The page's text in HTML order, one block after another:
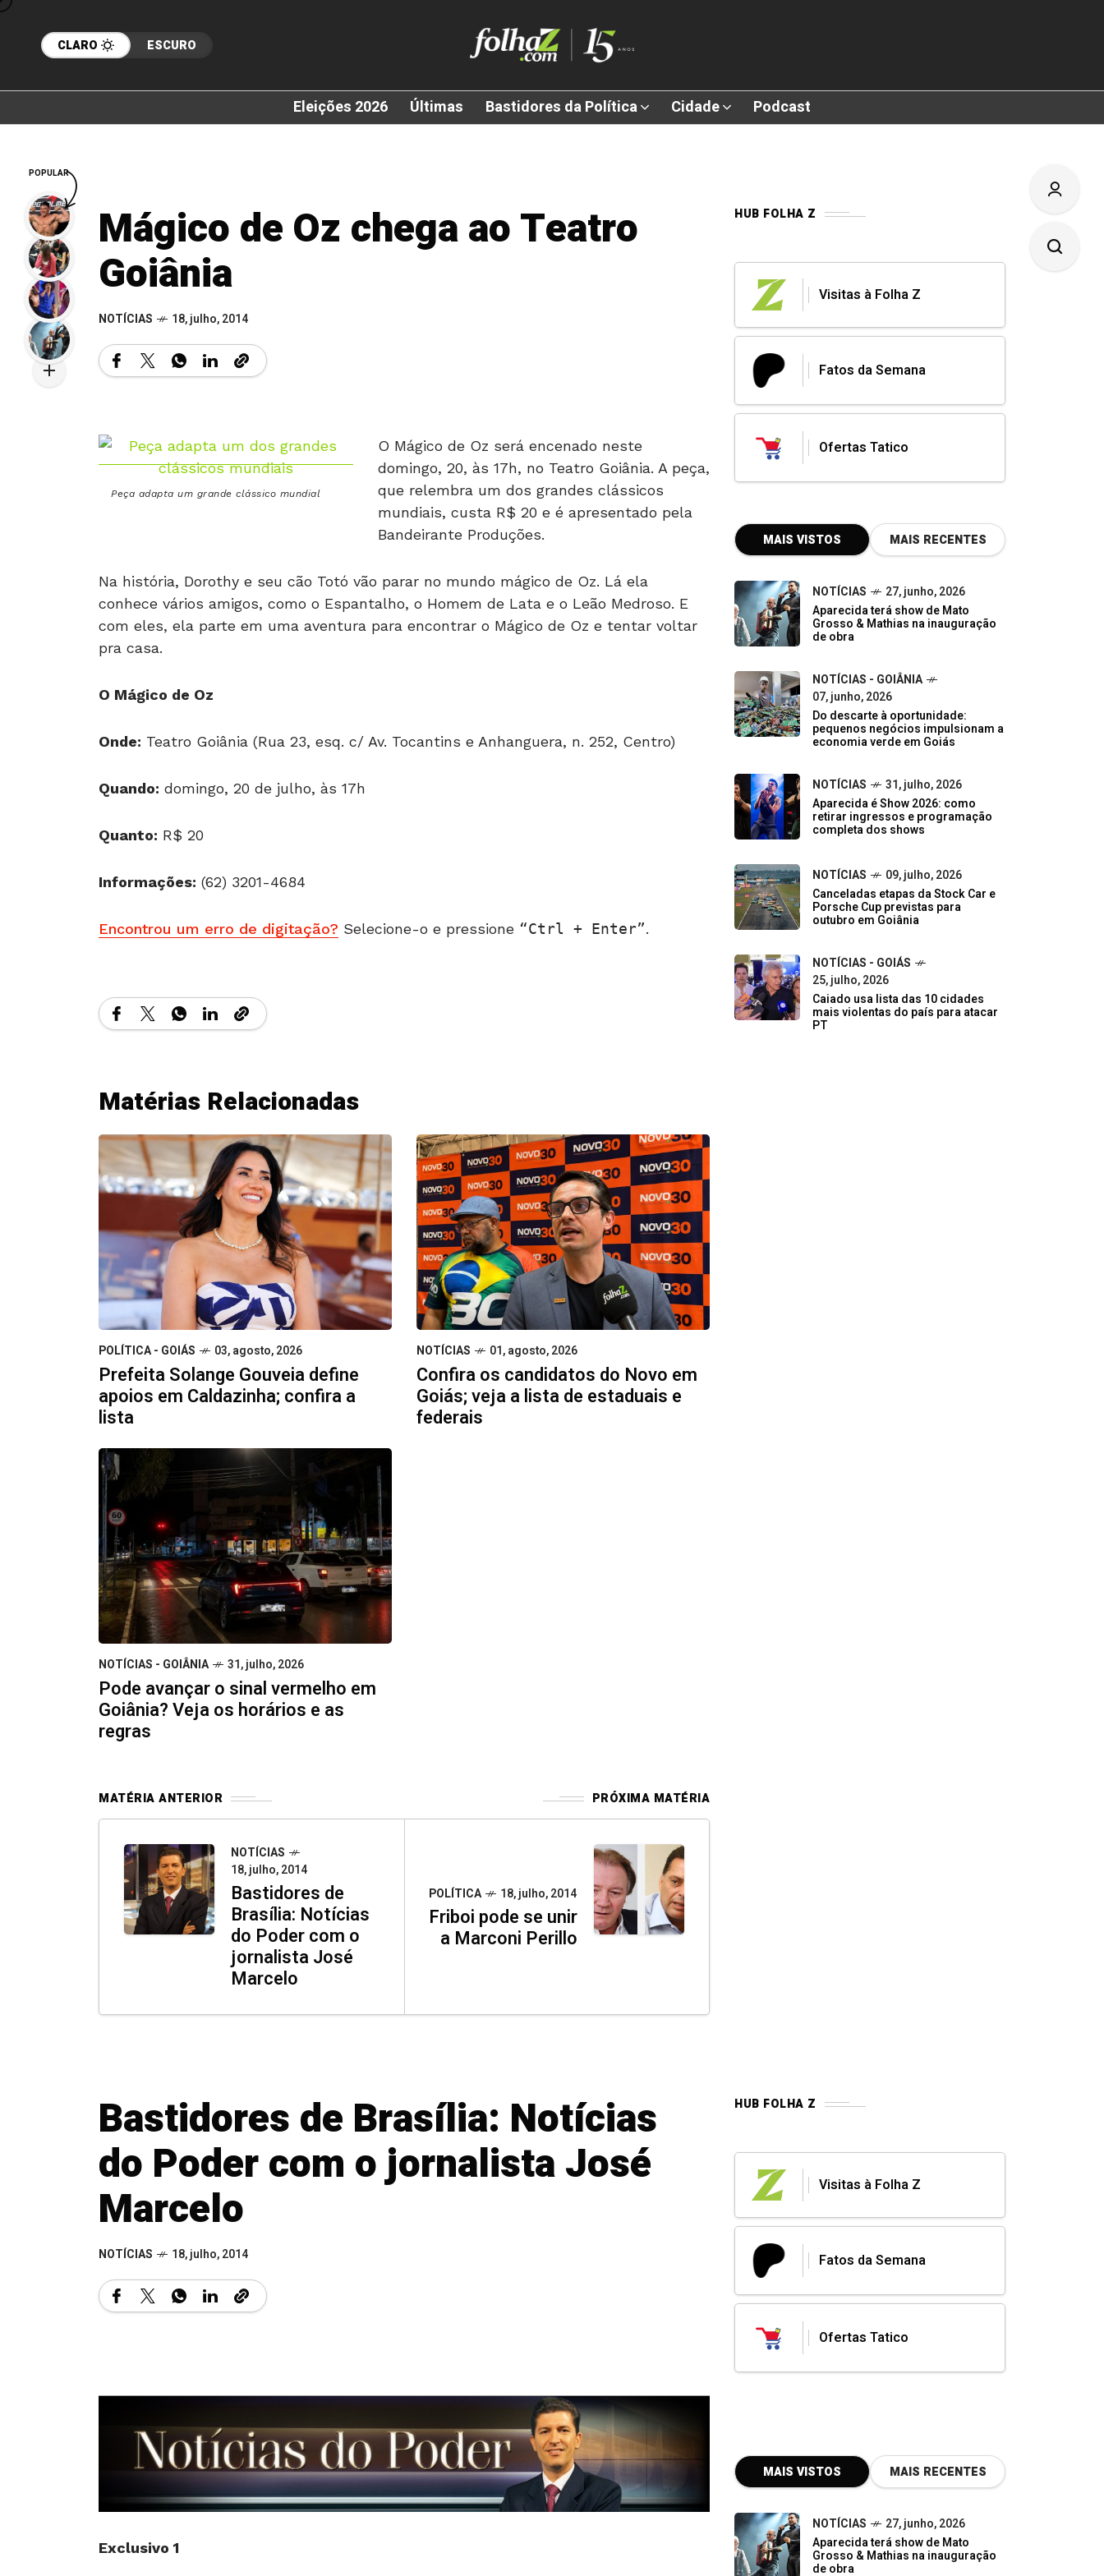
CLARO ESCURO
Eleições 2026 Últimas Bastidores da Política Cidade Podcast
Mágico de Oz chega ao Teatro
Goiânia
NOTÍCIAS 18, julho, 2014
Peça adapta um grande clássico mundial
O Mágico de Oz será encenado neste
domingo, 20, às 17h, no Teatro Goiânia. A peça,
que relembra um dos grandes clássicos
mundiais, custa R$ 20 e é apresentado pela
Bandeirante Produções.
Na história, Dorothy e seu cão Totó vão parar no mundo mágico de Oz. Lá ela
conhece vários amigos, como o Espantalho, o Homem de Lata e o Leão Medroso. E
com eles, ela parte em uma aventura para encontrar o Mágico de Oz e tentar voltar
pra casa.
O Mágico de Oz
Onde: Teatro Goiânia (Rua 23, esq. c/ Av. Tocantins e Anhanguera, n. 252, Centro)
Quando: domingo, 20 de julho, às 17h
Quanto: R$ 20
Informações: (62) 3201-4684
Encontrou um erro de digitação? Selecione-o e pressione Ctrl + Enter .
Matérias Relacionadas
POLÍTICA - GOIÁS 03, agosto, 2026
Prefeita Solange Gouveia define
apoios em Caldazinha; confira a
lista
NOTÍCIAS 01, agosto, 2026
Confira os candidatos do Novo em
Goiás; veja a lista de estaduais e
federais
NOTÍCIAS - GOIÂNIA 31, julho, 2026
Pode avançar o sinal vermelho em
Goiânia? Veja os horários e as
regras
MATÉRIA ANTERIOR PRÓXIMA MATÉRIA
NOTÍCIAS
18, julho, 2014
Bastidores de
Brasília: Notícias
do Poder com o
jornalista José
Marcelo
POLÍTICA 18, julho, 2014
Friboi pode se unir
a Marconi Perillo
HUB FOLHA Z
Visitas à Folha Z
Fatos da Semana
Ofertas Tatico
MAIS VISTOS MAIS RECENTES
NOTÍCIAS
27, junho, 2026
Aparecida terá show de Mato
Grosso & Mathias na inauguração
de obra
NOTÍCIAS - GOIÂNIA
07, junho, 2026
Do descarte à oportunidade:
pequenos negócios impulsionam a
economia verde em Goiás
NOTÍCIAS
31, julho, 2026
Aparecida é Show 2026: como
retirar ingressos e programação
completa dos shows
NOTÍCIAS
09, julho, 2026
Canceladas etapas da Stock Car e
Porsche Cup previstas para
outubro em Goiânia
NOTÍCIAS - GOIÁS
25, julho, 2026
Caiado usa lista das 10 cidades
mais violentas do país para atacar
PT
Bastidores de Brasília: Notícias
do Poder com o jornalista José
Marcelo
NOTÍCIAS 18, julho, 2014
HUB FOLHA Z
Visitas à Folha Z
Fatos da Semana
Ofertas Tatico
NOTÍCIAS
Grosso & Mathias na inauguração
de obra
NOTÍCIAS
POPULAR